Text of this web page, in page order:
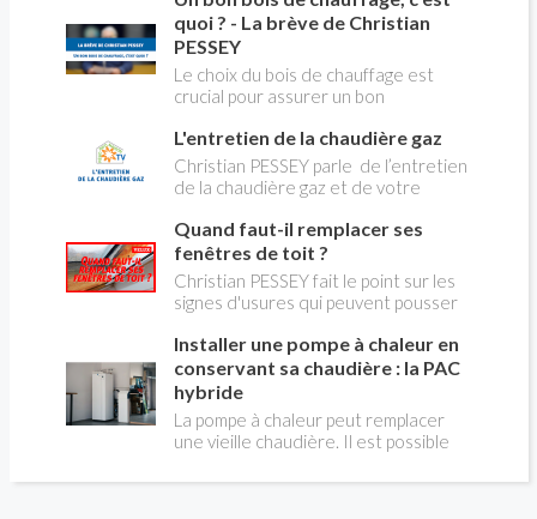
gaz.
quoi ? - La brève de Christian
PESSEY
Le choix du bois de chauffage est
crucial pour assurer un bon
l'impact environnemental. Mais
comment reconnaître un bois de
qualité ? Plusieurs critères entrent en
jeu : le type d'essence, le taux
d'humidité, la densité et la saison de
coupe.
L'entretien de la chaudière gaz
Christian PESSEY parle de l’entretien
de la chaudière gaz et de votre
avez un système par radiateurs ou un
plancher chauffant, qui sont alimentés
par une chaudière au gaz, vous devez
faire entretenir celle-ci une fois par
an, que vous soyez locataire ou
propriétaire occupant. C’est la même
chose pour un chauffe-bains au gaz.
C’est une obligation légale. Si vous ne
le faites pas, votre responsabilité
pourra être engagée en cas
d’accident, et vous ne serez pas
Quand faut-il remplacer ses
fenêtres de toit ?
Christian PESSEY fait le point sur les
signes d'usures qui peuvent pousser
toit. En remplaçant vos fenêtre de toit
vous ferez des économies de
chauffage et vous améliorerez le
confort des combles qui en sont
équipées.
Installer une pompe à chaleur en
conservant sa chaudière : la PAC
hybride
La pompe à chaleur peut remplacer
une vieille chaudière. Il est possible
l'énergie initialement utilisée (gaz ou